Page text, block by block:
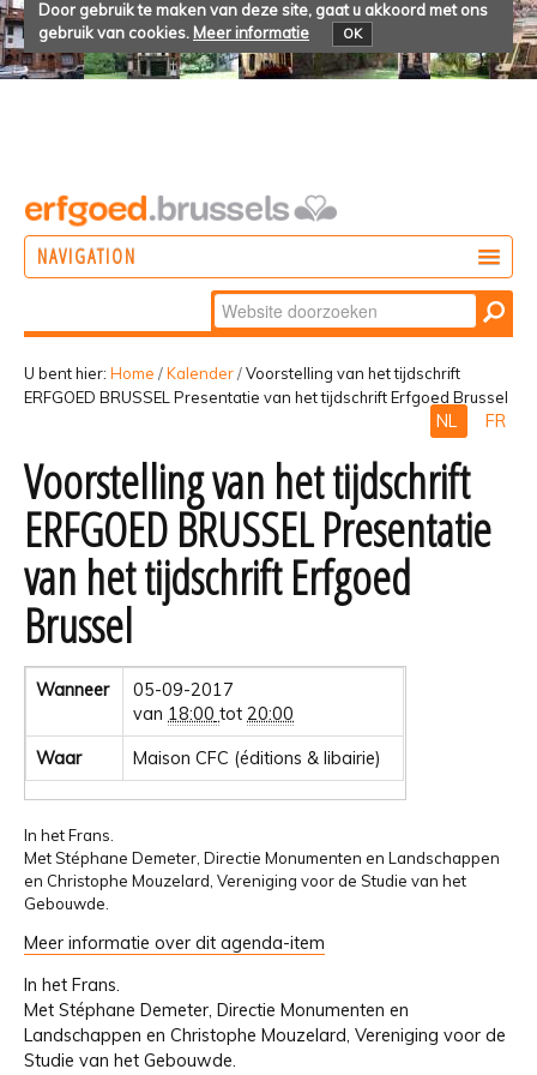
Door gebruik te maken van deze site, gaat u akkoord met ons
gebruik van cookies. Meer informatie OK
NAVIGATION
BELEVEN
Zoek
Geavanceerd
zoeken...
U bent hier: Home /Kalender/Voorstelling van het tijdschrift
ERFGOED BRUSSEL Presentatie van het tijdschrift Erfgoed Brussel
NL FR
Voorstelling van het tijdschrift
ERFGOED BRUSSEL Presentatie
van het tijdschrift Erfgoed
Brussel
Wanneer
05-09-2017
van 18:00 tot20:00
Waar Maison CFC (éditions & libairie)
In het Frans.
Met Stéphane Demeter, Directie Monumenten en Landschappen
en Christophe Mouzelard, Vereniging voor de Studie van het
Gebouwde.
Meer informatie over dit agenda-item
In het Frans.
Met Stéphane Demeter, Directie Monumenten en
Landschappen en Christophe Mouzelard, Vereniging voor de
Studie van het Gebouwde.